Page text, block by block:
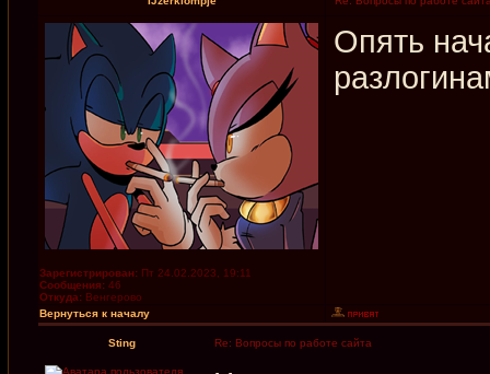
Зарегистрирован: Пт 24.02.2023, 19:11
Сообщения: 46
Откуда: Венгерово
Опять
Вернуться к началу
Sting Re: Вопросы по работе сайта